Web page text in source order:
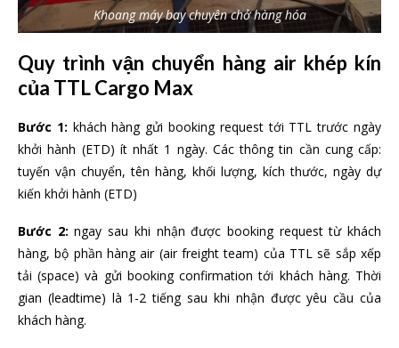
Khoang máy bay chuyên chở hàng hóa
Quy trình vận chuyển hàng air khép kín
của TTL Cargo Max
Bước 1: khách hàng gửi booking request tới TTL trước ngày
khởi hành (ETD) ít nhất 1 ngày. Các thông tin cần cung cấp:
tuyến vận chuyển, tên hàng, khối lượng, kích thước, ngày dự
kiến khởi hành (ETD)
Bước 2: ngay sau khi nhận được booking request từ khách
hàng, bộ phần hàng air (air freight team) của TTL sẽ sắp xếp
tải (space) và gửi booking confirmation tới khách hàng. Thời
gian (leadtime) là 1-2 tiếng sau khi nhận được yêu cầu của
khách hàng.